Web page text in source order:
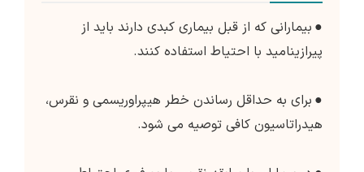
● بیمارانی که از قبل بیماری کبدی دارند باید از
پیرازینامید با احتیاط استفاده کنند.
● برای به حداقل رساندن خطر هیپراوریسمی و نقرس،
هیدراتاسیون کافی توصیه می شود.